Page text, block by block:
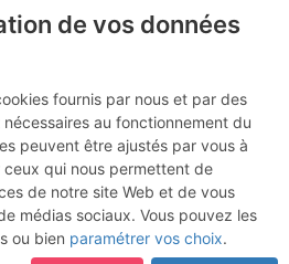
accessibles, manquantes ou
puis reconnectez-vous à votre
d'En Vau :
Américains
du-Rhône
de vos données
fournis par nous et par des
au fonctionnement du
peuvent être ajustés par vous à
qui nous permettent de
de notre site Web et de vous
médias sociaux. Vous pouvez les
ou bien paramétrer vos choix.